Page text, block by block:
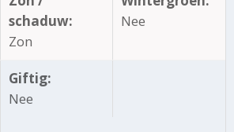
schaduw:
Zon
Nee
Giftig:
Nee